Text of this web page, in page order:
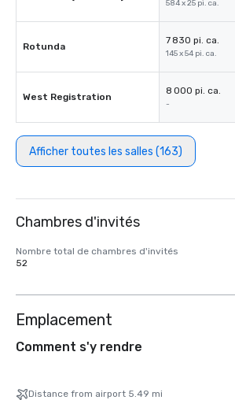
584 x 25 pi. ca.
Rotunda
7 830 pi. ca.
145 x 54 pi. ca.
West Registration
8 000 pi. ca.
-
Afficher toutes les salles (163)
Chambres d'invités
Nombre total de chambres d'invités
52
Emplacement
Comment s'y rendre
Distance from airport 5.49 mi